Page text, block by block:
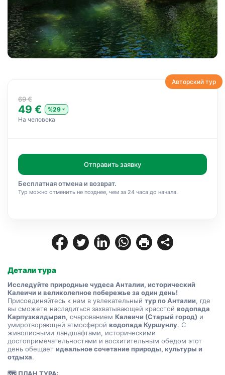
Детали тура
Исследуйте природные чудеса Анталии, исторический
Калеичи и великолепное побережье за один день!
Присоединяйтесь к нам в увлекательный тур по Анталии, где
вы сможете насладиться захватывающей красотой водопада
Карпузкалдырan, очарованием Калеичи (Старый город) и
умиротворяющей атмосферой водопада Куршунлу. С
живописными ландшафтами, историческими
достопримечательностями и восхитительным обедом этот
день обещает идеальное сочетание природы, культуры и
отдыха.
Авторский тур
69 €
49 €
%29
На человека
Отправить заявку
Бесплатная отмена и возврат.
Тур можно отменить не позднее, чем за 24 часа до начала.